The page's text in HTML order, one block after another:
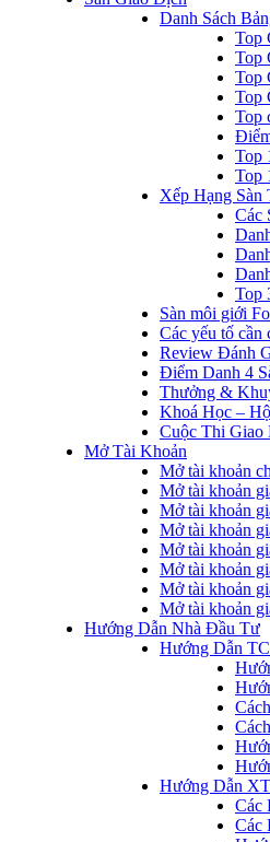
Danh Sách
Top
Top
Top
Top
Top
Top
Top
Xếp Hạng
Các
Top
Sàn môi giới
Các yếu tố cần
Review Đánh
Điểm Danh 4
Thưởng &
Khoá Học –
Cuộc Thi Giao
Mở Tài Khoản
Mở tài khoản
Mở tài khoản
Mở tài khoản
Mở tài khoản
Mở tài khoản
Mở tài khoản
Mở tài khoản
Mở tài khoản
Hướng Dẫn Nhà Đầu Tư
Hướng Dẫn
Hướng Dẫn
Các
Các